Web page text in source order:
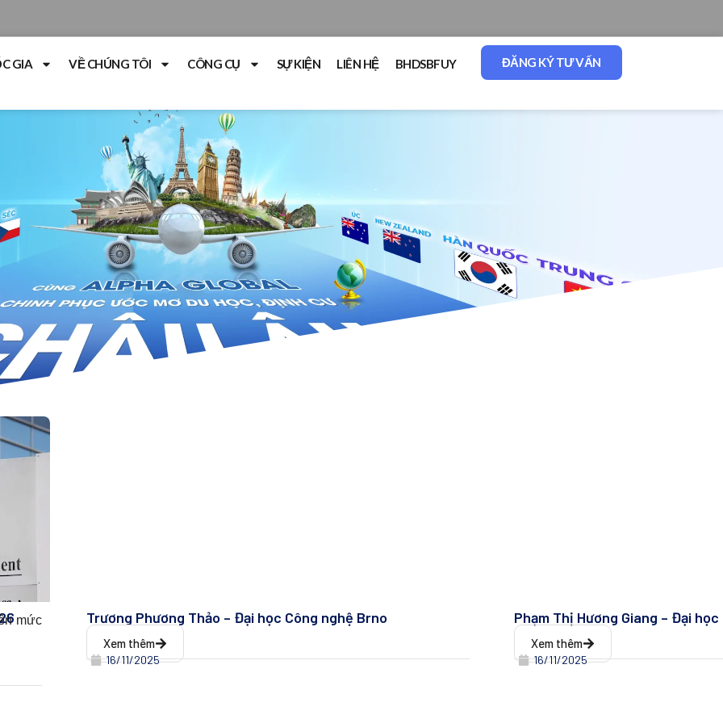
GIA VỀ CHÚNG TÔI CÔNG CỤ SỰ KIỆN LIÊN HỆ BHDSBFUY ĐĂNG KÝ TƯ VẤN
mức
Trương Phương Thảo – Đại học Công nghệ Brno
Xem thêm
16/11/2025
Phạm Thị Hương Giang – Đại
Xem thêm
16/11/2025